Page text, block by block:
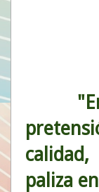
paliza